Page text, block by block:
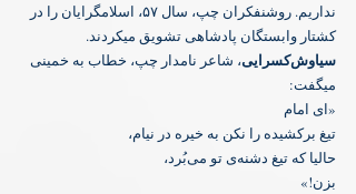
نداریم. روشنفکران چپ، سال ۵۷، اسلامگرایان را در
کشتار وابستگان پادشاهی تشویق میکردند.
‏سیاوش‌کسرایی
، شاعر نامدار چپ، خطاب به خمینی
میگفت:
‏«ای امام
‏تیغ برکشیده را نکن به خیره در نیام،
‏حالیا که تیغ دشنه‌ی تو می‌بُرد،
بزن!»